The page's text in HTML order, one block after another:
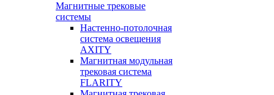
Магнитные трековые
системы
Настенно-потолочная
система освещения
AXITY
Магнитная модульная
трековая система
FLARITY